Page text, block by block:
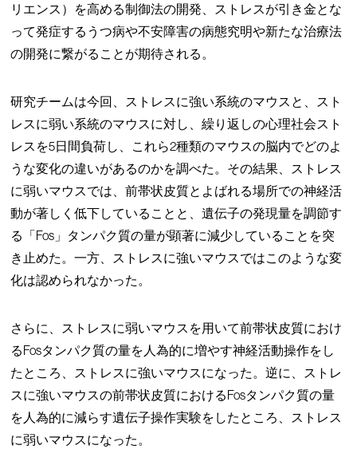
リエンス）を高める制御法の開発、ストレスが引き金とな
って発症するうつ病や不安障害の病態究明や新たな治療法
の開発に繋がることが期待される。
研究チームは今回、ストレスに強い系統のマウスと、スト
レスに弱い系統のマウスに対し、繰り返しの心理社会スト
レスを5日間負荷し、これら2種類のマウスの脳内でどのよ
うな変化の違いがあるのかを調べた。その結果、ストレス
に弱いマウスでは、前帯状皮質とよばれる場所での神経活
動が著しく低下していることと、遺伝子の発現量を調節す
る「Fos」タンパク質の量が顕著に減少していることを突
き止めた。一方、ストレスに強いマウスではこのような変
化は認められなかった。
さらに、ストレスに弱いマウスを用いて前帯状皮質におけ
るFosタンパク質の量を人為的に増やす神経活動操作をし
たところ、ストレスに強いマウスになった。逆に、ストレ
スに強いマウスの前帯状皮質におけるFosタンパク質の量
を人為的に減らす遺伝子操作実験をしたところ、ストレス
に弱いマウスになった。